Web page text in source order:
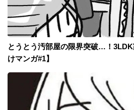
とうとう汚部屋の限界突破…！
けマンガ#1】